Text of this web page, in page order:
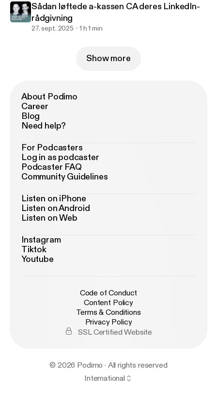
Sådan løftede a-kassen CA deres LinkedIn-
rådgivning
27. sept. 2025 1 h 1 min
Show more
About Podimo
Career
Blog
Need help?
For Podcasters
Log in as podcaster
Podcaster FAQ
Community Guidelines
Listen on iPhone
Listen on Android
Listen on Web
Instagram
Tiktok
Youtube
Code of Conduct
Content Policy
Terms & Conditions
Privacy Policy
SSL Certified Website
© 2026 Podimo · All rights reserved
International